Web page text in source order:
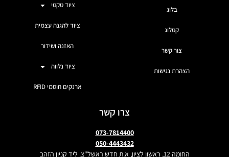
בלוג
קטלוג
צור קשר
הצהרת נגישות
ציוד טקטי
ציוד להגנה עצמית
האזנה ושידור
ציוד נלווה
ארנקים חוסמי RFID
צרו קשר
073-7814400
050-4443432
החומה 12, ראשון לציון, א.ת חדש ראשל"צ. ליד קניון הזהב